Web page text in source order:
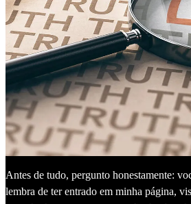
Antes de tudo, pergunto honestamente:
lembra de ter entrado em minha página,